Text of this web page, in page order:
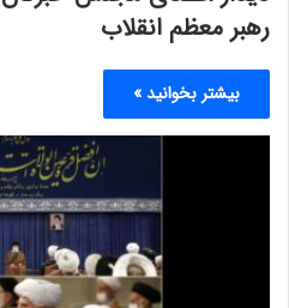
رهبر معظم انقلاب
بیشتر بخوانید »